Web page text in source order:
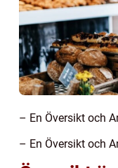
– En Översikt och
– En Översikt och